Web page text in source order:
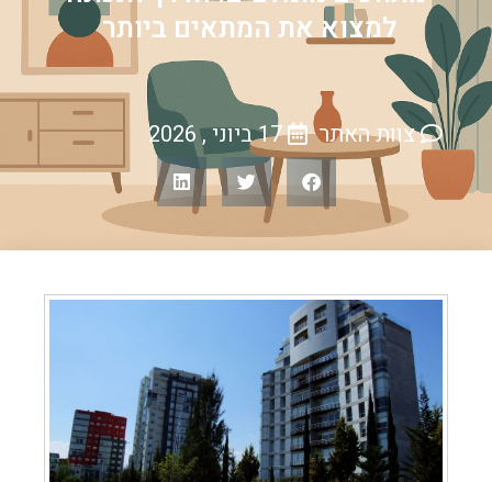
למצוא את המתאים ביותר
צוות האתר 17 ביוני , 2026